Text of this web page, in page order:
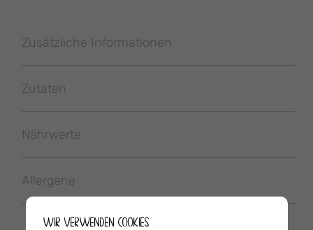
Zusätzliche Informationen
Zutaten
Nährwerte
Allergene
WIR VERWENDEN COOKIES